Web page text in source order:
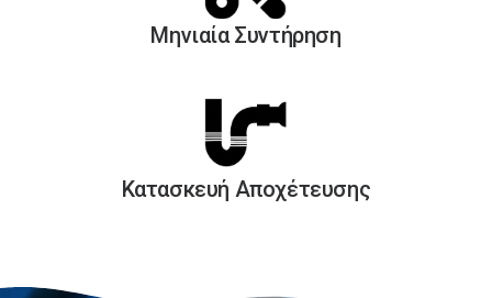
Μηνιαία Συντήρηση
Κατασκευή Αποχέτευσης